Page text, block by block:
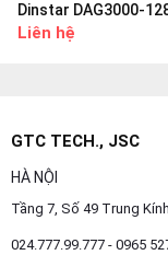
Dinstar DAG3000-
Liên hệ
GTC TECH., JSC
HÀ NỘI
Tầng 7, Số 49 Trung
024.777.99.777 - 0965